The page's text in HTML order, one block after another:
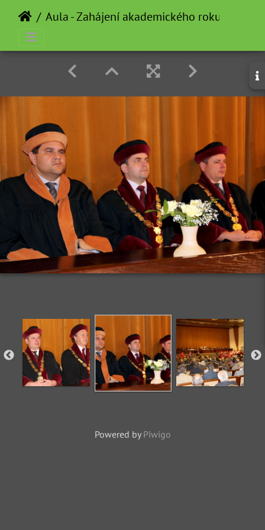
Aula - Zahájení akademického roku - 2012-
Powered by Piwigo